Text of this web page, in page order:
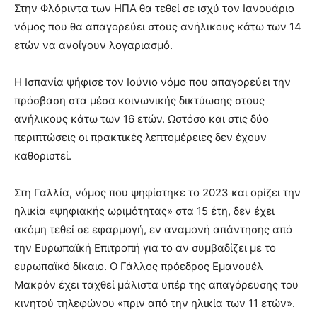
Στην Φλόριντα των ΗΠΑ θα τεθεί σε ισχύ τον Ιανουάριο
νόμος που θα απαγορεύει στους ανήλικους κάτω των 14
ετών να ανοίγουν λογαριασμό.
Η Ισπανία ψήφισε τον Ιούνιο νόμο που απαγορεύει την
πρόσβαση στα μέσα κοινωνικής δικτύωσης στους
ανήλικους κάτω των 16 ετών. Ωστόσο και στις δύο
περιπτώσεις οι πρακτικές λεπτομέρειες δεν έχουν
καθοριστεί.
Στη Γαλλία, νόμος που ψηφίστηκε το 2023 και ορίζει την
ηλικία «ψηφιακής ωριμότητας» στα 15 έτη, δεν έχει
ακόμη τεθεί σε εφαρμογή, εν αναμονή απάντησης από
την Ευρωπαϊκή Επιτροπή για το αν συμβαδίζει με το
ευρωπαϊκό δίκαιο. Ο Γάλλος πρόεδρος Εμανουέλ
Μακρόν έχει ταχθεί μάλιστα υπέρ της απαγόρευσης του
κινητού τηλεφώνου «πριν από την ηλικία των 11 ετών».